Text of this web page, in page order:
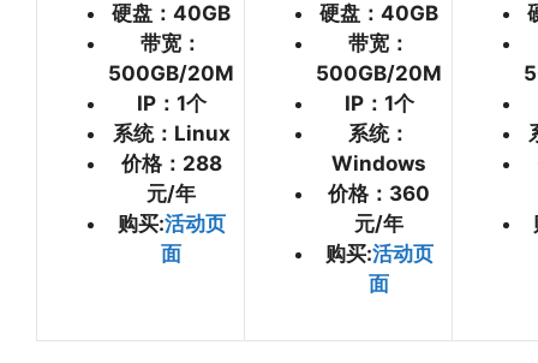
硬盘：40GB
带宽：
500GB/20M
IP：1个
系统：Linux
价格：288
元/年
购买:活动页
面
硬盘：40GB
带宽：
500GB/20M
IP：1个
系统：
Windows
价格：360
元/年
购买:活动页
面